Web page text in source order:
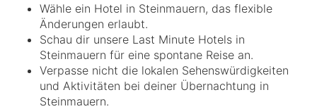
Wähle ein Hotel in Steinmauern, das flexible
Änderungen erlaubt.
Schau dir unsere Last Minute Hotels in
Steinmauern für eine spontane Reise an.
Verpasse nicht die lokalen Sehenswürdigkeiten
und Aktivitäten bei deiner Übernachtung in
Steinmauern.